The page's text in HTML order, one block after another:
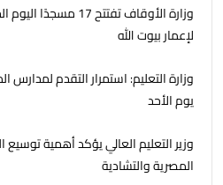
وزارة الأوقاف تفتتح
لإعمار بيوت الله
وزارة التعليم: استمرار التقدم لمدارس
يوم الأحد
وزير التعليم العالي يؤكد أهمية توسيع
المصرية والتشادية